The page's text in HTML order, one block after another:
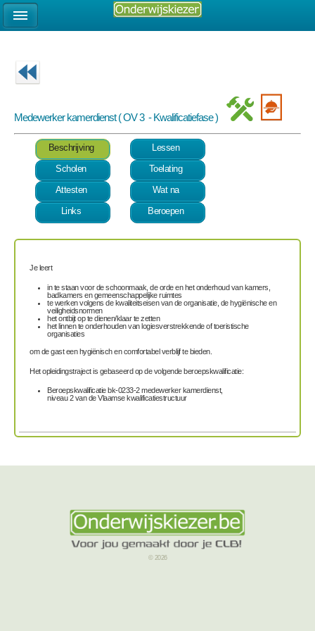
Medewerker kamerdienst ( OV 3 - Kwalificatiefase )
Beschrijving
Lessen
Scholen
Toelating
Attesten
Wat na
Links
Beroepen
Je leert
in te staan voor de schoonmaak, de orde en het onderhoud van kamers,
badkamers en gemeenschappelijke ruimtes
te werken volgens de kwaliteitseisen van de organisatie, de hygiënische en
veiligheidsnormen
het ontbijt op te dienen/klaar te zetten
het linnen te onderhouden van logiesverstrekkende of toeristische
organisaties
om de gast een hygiënisch en comfortabel verblijf te bieden.
Het opleidingstraject is gebaseerd op de volgende beroepskwalificatie:
Beroepskwalificatie bk-0233-2 medewerker kamerdienst,
niveau 2 van de Vlaamse kwalificatiestructuur
© 2026